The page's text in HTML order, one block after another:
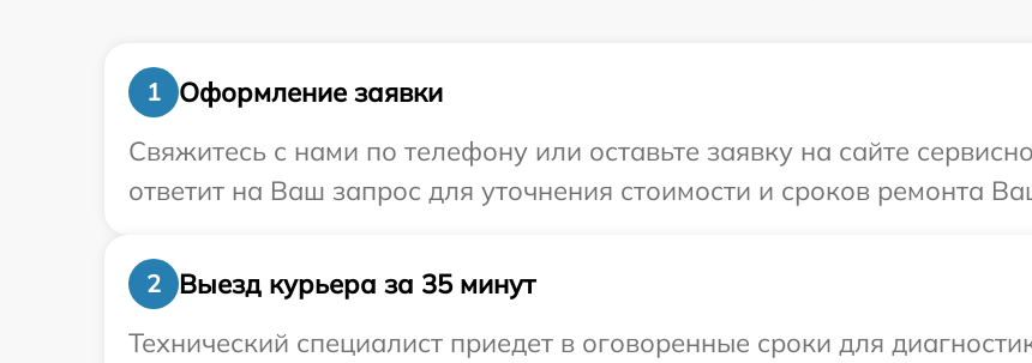
1
Оформление заявки
Свяжитесь с нами по телефону или оставьте заявку на сайте
ответит на Ваш запрос для уточнения стоимости и сроков ремонта
2
Выезд курьера за 35 минут
Технический специалист приедет в оговоренные сроки для